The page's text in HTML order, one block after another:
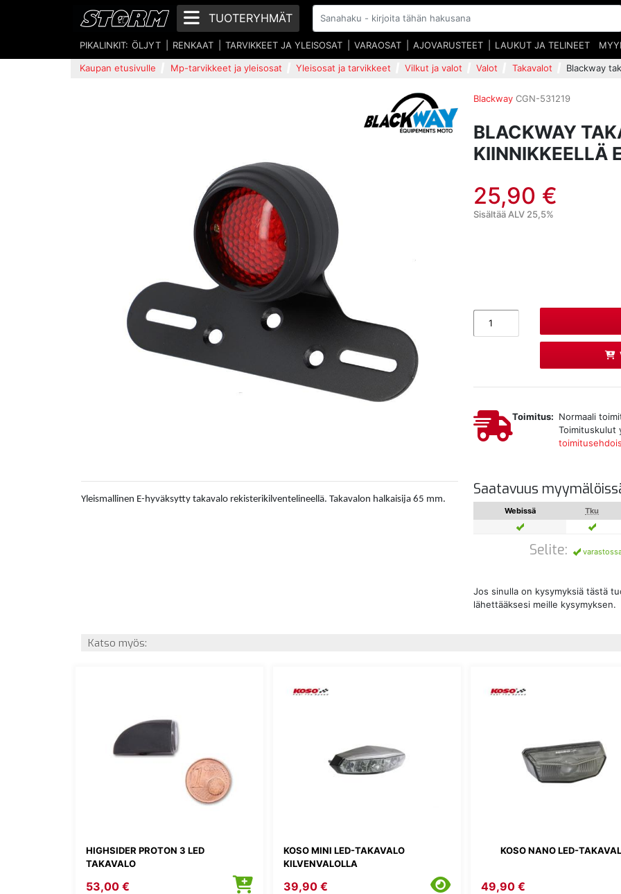
TUOTERYHMÄT
PIKALINKIT: ÖLJYT RENKAAT TARVIKKEET JA YLEISOSAT VARAOSAT AJOVARUSTEET LAUKUT JA TELINEET
Kaupan etusivulle Mp-tarvikkeet ja yleisosat Yleisosat ja tarvikkeet Vilkut ja valot Valot Takavalot Blackway
Blackway CGN-531219
BLACKWAY
KIINNIKKEELLÄ
25,90 €
Sisältää ALV 25,5%
Toimitus: Normaali
Toimituskulut
Saatavuus
Webissä Tku
Selite:
Jos sinulla on kysymyksiä tästä
lähettääksesi meille kysymyksen.
Yleismallinen E-hyväksytty takavalo rekisterikilventelineellä. Takavalon halkaisija 65 mm.
Katso myös:
HIGHSIDER PROTON 3 LED
TAKAVALO
53,00 €
KOSO MINI LED-TAKAVALO
KILVENVALOLLA
39,90 €
KOSO NANO LED-
49,90 €